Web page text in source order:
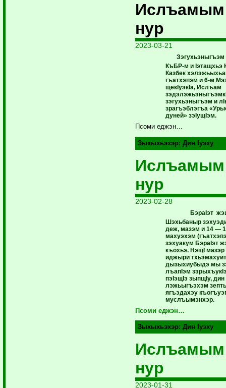
нур
2023-03-21
Зэгухьэныгъэм
КъБР-м и Iэтащхьэ
Казбек
гъатхэпэм и 6-м
щекIуэкIа, Ислъам
зэгухьэныгъэм и
зрагъэблэгъа
дуней» зэIущIэм.
Псоми еджэн…
Зыхыхьэхэр: Дин Iуэху
нур
2023-02-28
БэраIэт
Шэхьбаныр
деж, мазэм и 14 —
махуэхэм
зэхуакум БэраIэт
къохьэ. НэщI
иджыри
дызыхиубыдэ мы
лъапIэм
пэIэщIэ зыпщIу, дин
лэжьыгъэхэм
ягъэдахэу
муслъымэнхэр.
Псоми еджэн…
Зыхыхьэхэр: Дин Iуэху
нур
2023-01-31